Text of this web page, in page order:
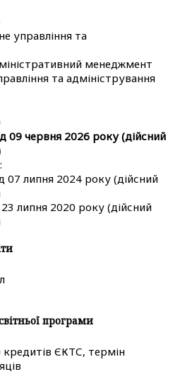
управління та
менеджмент
та адміністрування
09 червня 2026 року (дійсний
07 липня 2024 року (дійсний
липня 2020 року (дійсний
програми
кредитів ЄКТС, термін